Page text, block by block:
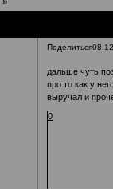
Поделиться
дальше чуть
про то как у
выручал и
0